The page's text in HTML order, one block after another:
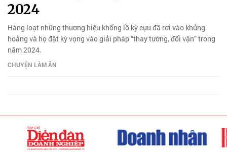
2024
Hàng loạt những thương hiệu khổng lồ kỳ cựu đã rơi vào khủng
hoảng và họ đặt kỳ vọng vào giải pháp “thay tướng, đổi vận” trong
năm 2024.
CHUYỆN LÀM ĂN